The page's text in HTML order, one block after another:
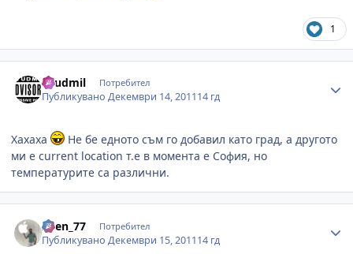
1
Lyudmil Потребител
ПубликуваноДекември 14, 201114 гд
Хахаха
Не бе едното съм го добавил като град, а другото
ми е current location т.е в момента е София, но
температурите са различни.
Asen_77 Потребител
ПубликуваноДекември 15, 201114 гд